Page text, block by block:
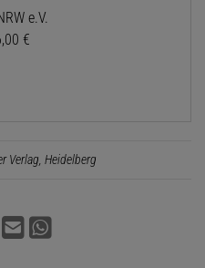
e.V.
€
Verlag, Heidelberg